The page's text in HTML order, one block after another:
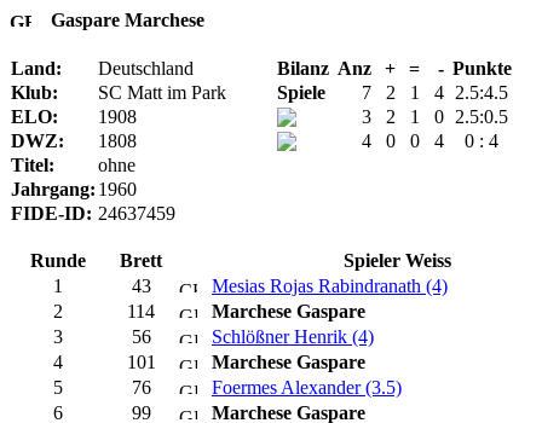
Gaspare Marchese
Land: Deutschland Bilanz Anz + = - Punkte
Klub:
SC Matt im Park Spiele 7 2 1 4 2.5:4.5
ELO:
1908 3 2 1 0 2.5:0.5
DWZ:
1808 4 0 0 4
0 : 4
Titel:
ohne
Jahrgang: 1960
FIDE-ID: 24637459
Runde Brett
Spieler Weiss
1
43
Mesias Rojas Rabindranath (4)
2
114
Marchese Gaspare
3
56
Schlößner Henrik (4)
4
101
Marchese Gaspare
5
76
Foermes Alexander (3.5)
6
99
Marchese Gaspare